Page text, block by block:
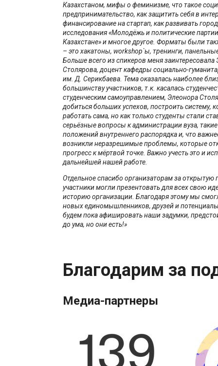
Казахстаном, мифы о феминизме, что такое
предпринимательство, как защитить себя в
финансирование на стартап, как развивать
исследования «Молодёжь и политические
Казахстане» и многое другое. Форматы были
– это хакатоны, workshop`ы, тренинги,
Больше всего из спикеров меня заинтересовала
Столярова, доцент кафедры социально-
им. Д. Серикбаева. Тема оказалась наиболее
большинству участников, т.к. касалась
студенческим самоуправлением, Элеонора
добиться больших успехов, построить систему,
работать сама, но как только студенты стали
серьёзные вопросы к администрации вуза,
положений внутреннего распорядка и, что
возникли неразрешимые проблемы, которые
прогресс к мёртвой точке. Важно учесть это и
дальнейшей нашей работе.
Отдельное спасибо организаторам за открытую
участники могли презентовать для всех свою
историю организации. Благодаря этому мы
новых единомышленников, друзей и
будем пока афишировать наши задумки,
до ума, но они есть!»
Благодарим за
Медиа-партнеры